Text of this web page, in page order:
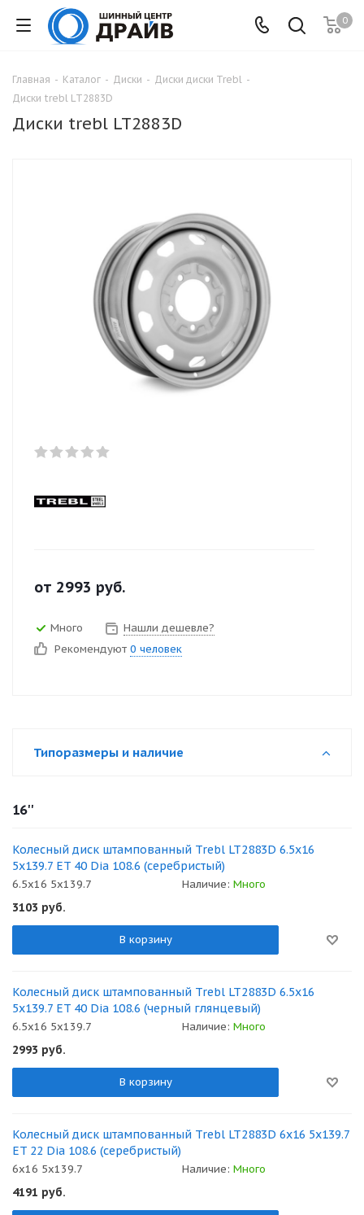
0
Главная - Каталог - Диски - Диски диски Trebl -
Диски trebl LT2883D
Диски trebl LT2883D
от 2993 руб.
Много
Нашли дешевле?
Рекомендуют 0 человек
Типоразмеры и наличие
16''
Колесный диск штампованный Trebl LT2883D 6.5x16
5x139.7 ET 40 Dia 108.6 (серебристый)
6.5x16 5x139.7 Наличие: Много
3103 руб.
В корзину
Колесный диск штампованный Trebl LT2883D 6.5x16
5x139.7 ET 40 Dia 108.6 (черный глянцевый)
6.5x16 5x139.7 Наличие: Много
2993 руб.
В корзину
Колесный диск штампованный Trebl LT2883D 6x16 5x139.7
ET 22 Dia 108.6 (серебристый)
6x16 5x139.7 Наличие: Много
4191 руб.